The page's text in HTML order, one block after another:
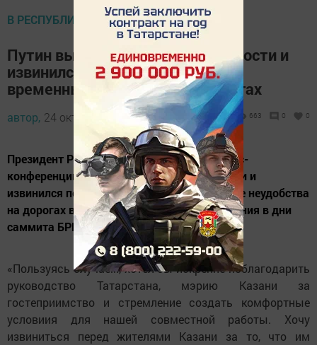
В РЕСПУБЛИКЕ
Путин выразил слова благодарности и
извинился перед казанцами за
временные неудобства на дорогах
автор, 24 октября 2024 - 19:16 663 0 0
Президент России Владимир Путин на пресс-
конференции поблагодарил жителей Казани и
извинился перед горожанами за временные неудобства
на дорогах в связи с ограничениями движения в дни
саммита БРИКС.
«Пользуясь случаем, хотел бы искренне поблагодарить
руководство Татарстана, мэрию Казани за
гостеприимство и стремление создать комфортные
условиия для нашей совместной работы. Хочу
извиниться перед жителями Казани за то, что им